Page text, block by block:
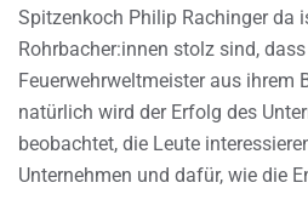
Spitzenkoch Philip Rachinger da
Rohrbacher:innen stolz sind,
Feuerwehrweltmeister aus ihrem
natürlich wird der Erfolg des
beobachtet, die Leute
Unternehmen und dafür, wie die